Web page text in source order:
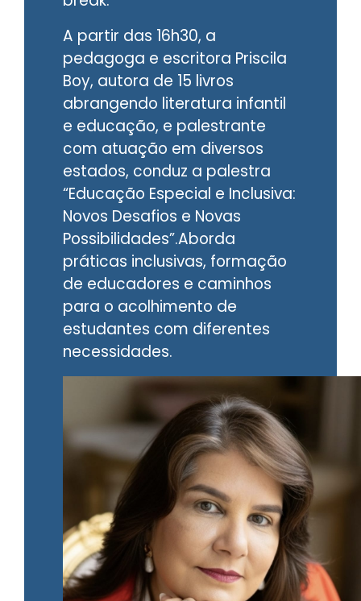
A partir das 16h30, a
pedagoga e escritora Priscila
Boy, autora de 15 livros
abrangendo literatura infantil
e educação, e palestrante
com atuação em diversos
estados, conduz a palestra
“Educação Especial e Inclusiva:
Novos Desafios e Novas
Possibilidades”.Aborda
práticas inclusivas, formação
de educadores e caminhos
para o acolhimento de
estudantes com diferentes
necessidades.